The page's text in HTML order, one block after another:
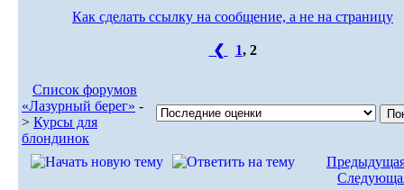
Как сделать ссылку на сообщение, а не на страницу
❮ 1, 2
Список форумов
«Лазурный берег» -
> Курсы для
блондинок